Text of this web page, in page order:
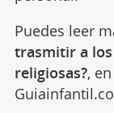
Puedes leer
trasmitir a
religiosas?,